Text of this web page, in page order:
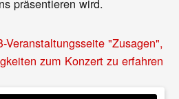
Veranstaltungsseite "Zusagen",
zum Konzert zu erfahren